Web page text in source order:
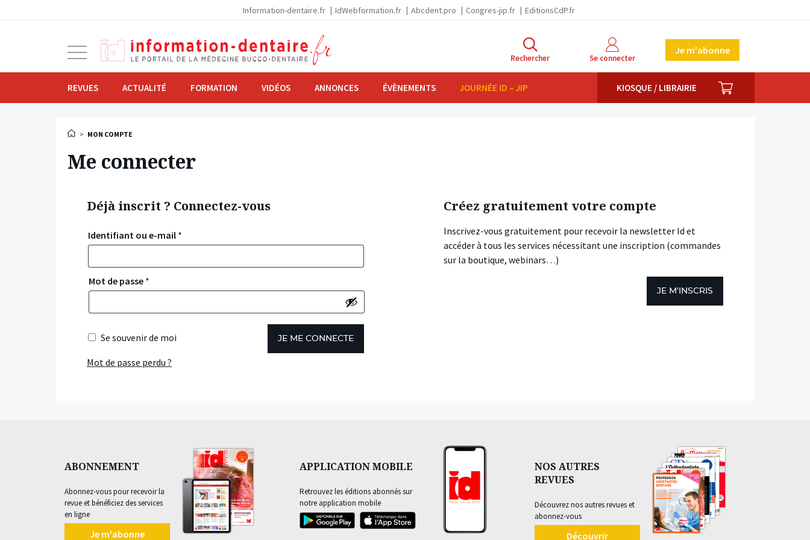
Information-dentaire.fr IdWebformation.fr Abcdent.pro Congres-jip.fr EditionsCdP.fr
navigation
Rechercher Se connecter
Je m'abonne
REVUES ACTUALITÉ FORMATION VIDÉOS ANNONCES ÉVÈNEMENTS JOURNÉE ID – JIP KIOSQUE / LIBRAIRIE PANIER
> MON COMPTE
Me connecter
Déjà inscrit ? Connectez-vous
Identifiant ou e-mail *
Mot de passe *
Se souvenir de moi JE ME CONNECTE
Mot de passe perdu ?
Créez gratuitement votre compte
Inscrivez-vous gratuitement pour recevoir la newsletter Id et
accéder à tous les services nécessitant une inscription (commandes
sur la boutique, webinars…)
JE M'INSCRIS
ABONNEMENT
Abonnez-vous pour recevoir la
revue et bénéficiez des services
en ligne
Je m'abonne
APPLICATION MOBILE
Retrouvez les éditions abonnés sur
notre application mobile
NOS AUTRES
REVUES
Découvrez nos autres revues et
abonnez-vous
Découvrir